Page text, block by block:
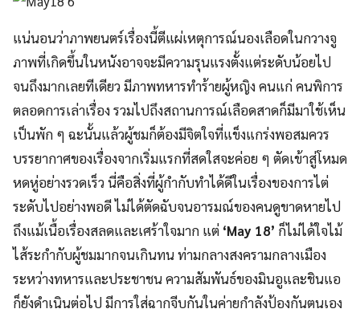
แน่นอนว่าภาพยนตร์เรื่องนี้ตีแผ่เหตุการณ์นองเลือดในกวางจู
ภาพที่เกิดขึ้นในหนังอาจจะมีความรุนแรงตั้งแต่ระดับน้อยไป
จนถึงมากเลยทีเดียว มีภาพทหารทำร้ายผู้หญิง คนแก่ คนพิการ
ตลอดการเล่าเรื่อง รวมไปถึงสถานการณ์เลือดสาดก็มีมาใช้เห็น
เป็นพัก ๆ ฉะนั้นแล้วผู้ชมก็ต้องมีจิตใจที่แข็งแกร่งพอสมควร
บรรยากาศของเรื่องจากเริ่มแรกที่สดใสจะค่อย ๆ ตัดเข้าสู่โหมด
หดหู่อย่างรวดเร็ว นี่คือสิ่งที่ผู้กำกับทำได้ดีในเรื่องของการไต่
ระดับไปอย่างพอดี ไม่ได้ตัดฉับจนอารมณ์ของคนดูขาดหายไป
ถึงแม้เนื้อเรื่องสลดและเศร้าใจมาก แต่ ‘May 18’ ก็ไม่ได้ใจไม้
ไส้ระกำกับผู้ชมมากจนเกินทน ท่ามกลางสงครามกลางเมือง
ระหว่างทหารและประชาชน ความสัมพันธ์ของมินอูและชินแอ
ก็ยังดำเนินต่อไป มีการใส่ฉากจีบกันในค่ายกำลังป้องกันตนเอง